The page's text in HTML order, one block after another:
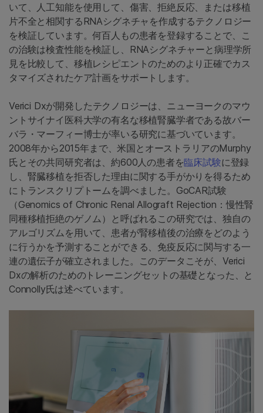
いて、人工知能を使用して、傷害、拒絶反応、または移植
片不全と相関するRNAシグネチャを作成するテクノロジー
を検証しています。何百人もの患者を登録することで、こ
の治験は検査性能を検証し、RNAシグネチャーと病理学所
見を比較して、移植レシピエントのためのより正確でカス
タマイズされたケア計画をサポートします。
Verici Dxが開発したテクノロジーは、ニューヨークのマウ
ントサイナイ医科大学の有名な移植腎臓学者である故バー
バラ・マーフィー博士が率いる研究に基づいています。
2008年から2015年まで、米国とオーストラリアのMurphy
氏とその共同研究者は、約600人の患者を臨床試験に登録
し、腎臓移植を拒否した理由に関する手がかりを得るため
にトランスクリプトームを調べました。GoCAR試験
（Genomics of Chronic Renal Allograft Rejection：慢性腎
同種移植拒絶のゲノム）と呼ばれるこの研究では、独自の
アルゴリズムを用いて、患者が腎移植後の治療をどのよう
に行うかを予測することができる、免疫反応に関与する一
連の遺伝子が確立されました。このデータこそが、Verici
Dxの解析のためのトレーニングセットの基礎となった、と
Connolly氏は述べています。